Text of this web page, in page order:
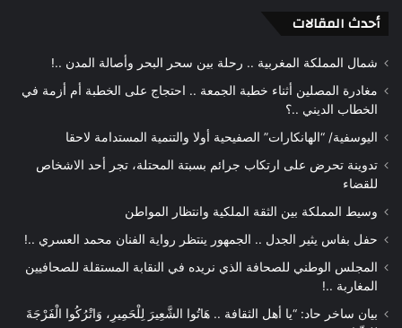
أحدث المقالات
شمال المملكة المغربية .. رحلة بين سحر البحر وأصالة المدن ..!
مغادرة المصلين أثناء خطبة الجمعة .. احتجاج على الخطبة أم أزمة في
الخطاب الديني ..؟
اليوسفية/ “الهانكارات” الصفيحية أولا والتنمية المستدامة لاحقا
تدوينة تحرض على ارتكاب جرائم بسبتة المحتلة، تجر أحد الاشخاص
للقضاء
وسيط المملكة بين الثقة الملكية وانتظار المواطن
حفل بفاس يثير الجدل .. الجمهور ينتظر رواية الفنان محمد العسري ..!
المجلس الوطني للصحافة الذي نريده في النقابة المستقلة للصحافيين
المغاربة ..!
بيان ساخر حاد: “يا أهل الثقافة .. هَاتُوا الشَّعِيرَ لِلْحَمِيرِ، وَاتْرُكُوا الْفَرْجَةَ